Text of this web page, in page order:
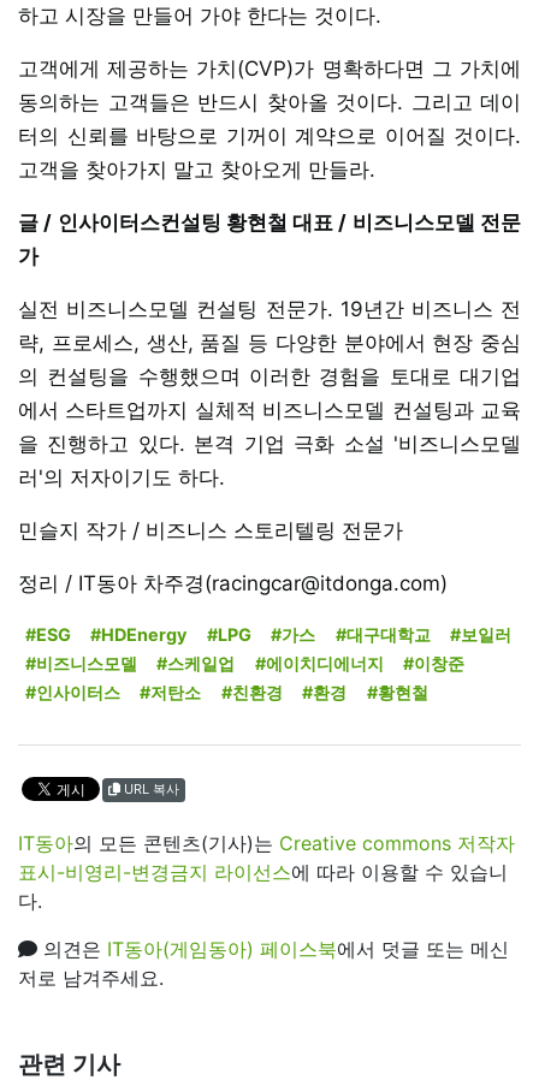
하고 시장을 만들어 가야 한다는 것이다.
고객에게 제공하는 가치(CVP)가 명확하다면 그 가치에
동의하는 고객들은 반드시 찾아올 것이다. 그리고 데이
터의 신뢰를 바탕으로 기꺼이 계약으로 이어질 것이다.
고객을 찾아가지 말고 찾아오게 만들라.
글 / 인사이터스컨설팅 황현철 대표 / 비즈니스모델 전문
가
실전 비즈니스모델 컨설팅 전문가. 19년간 비즈니스 전
략, 프로세스, 생산, 품질 등 다양한 분야에서 현장 중심
의 컨설팅을 수행했으며 이러한 경험을 토대로 대기업
에서 스타트업까지 실체적 비즈니스모델 컨설팅과 교육
을 진행하고 있다. 본격 기업 극화 소설 '비즈니스모델
러'의 저자이기도 하다.
민슬지 작가 / 비즈니스 스토리텔링 전문가
정리 / IT동아 차주경(racingcar@itdonga.com)
#ESG #HDEnergy #LPG #가스 #대구대학교
#보일러
#비즈니스모델
#스케일업 #에이치디에너지
#이창준
#인사이터스
#저탄소 #친환경 #환경 #황현철
URL 복사
IT동아의 모든 콘텐츠(기사)는 Creative commons 저작자
표시-비영리-변경금지 라이선스에 따라 이용할 수 있습니
다.
의견은 IT동아(게임동아) 페이스북에서 덧글 또는 메신
저로 남겨주세요.
관련 기사